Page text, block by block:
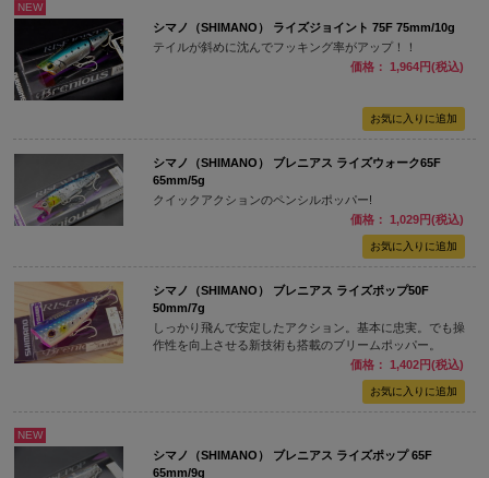
NEW
シマノ（SHIMANO） ライズジョイント 75F 75mm/10g
テイルが斜めに沈んでフッキング率がアップ！！
価格： 1,964円(税込)
シマノ（SHIMANO） ブレニアス ライズウォーク65F
65mm/5g
クイックアクションのペンシルポッパー!
価格： 1,029円(税込)
シマノ（SHIMANO） ブレニアス ライズポップ50F
50mm/7g
しっかり飛んで安定したアクション。基本に忠実。でも操
作性を向上させる新技術も搭載のブリームポッパー。
価格： 1,402円(税込)
NEW
シマノ（SHIMANO） ブレニアス ライズポップ 65F
65mm/9g